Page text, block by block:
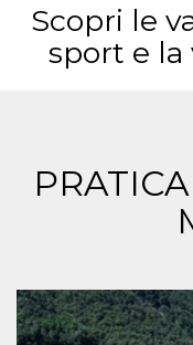
Scopri le
sport e la